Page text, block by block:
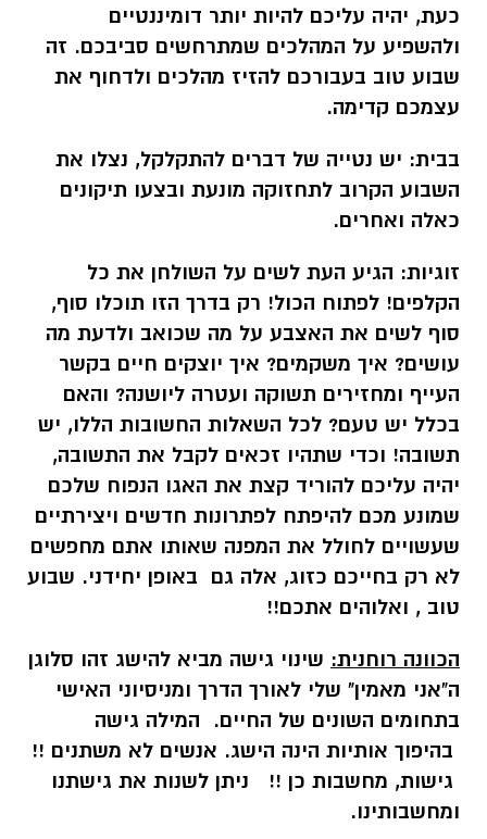
כעת, יהיה עליכם להיות יותר דומיננטיים
ולהשפיע על המהלכים שמתרחשים סביבכם. זה
שבוע טוב בעבורכם להזיז מהלכים ולדחוף את
עצמכם קדימה.
בבית: יש נטייה של דברים להתקלקל, נצלו את
השבוע הקרוב לתחזוקה מונעת ובצעו תיקונים
כאלה ואחרים.
זוגיות: הגיע העת לשים על השולחן את כל
הקלפים! לפתוח הכול! רק בדרך הזו תוכלו סוף,
סוף לשים את האצבע על מה שכואב ולדעת מה
עושים? איך משקמים? איך יוצקים חיים בקשר
העייף ומחזירים תשוקה ועטרה ליושנה? והאם
בכלל יש טעם? לכל השאלות החשובות הללו, יש
תשובה! וכדי שתהיו זכאים לקבל את התשובה,
יהיה עליכם להוריד קצת את האגו הנפוח שלכם
שמונע מכם להיפתח לפתרונות חדשים ויצירתיים
שעשויים לחולל את המפנה שאותו אתם מחפשים
לא רק בחייכם כזוג, אלה גם באופן יחידני. שבוע
טוב , ואלוהים אתכם!!
הכוונה רוחנית: שינוי גישה מביא להישג זהו סלוגן
ה"אני מאמין" שלי לאורך הדרך ומניסיוני האישי
בתחומים השונים של החיים. המילה גישה
בהיפוך אותיות הינה הישג. אנשים לא משתנים !!
גישות, מחשבות כן !! ניתן לשנות את גישתנו
ומחשבותינו.